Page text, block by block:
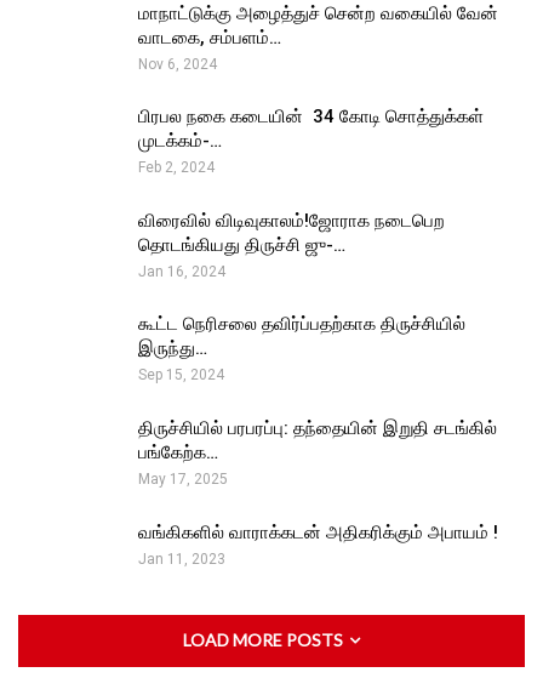
மாநாட்டுக்கு அழைத்துச் சென்ற வகையில் வேன்
வாடகை, சம்பளம்…
Nov 6, 2024
பிரபல நகை கடையின் ₹ 34 கோடி சொத்துக்கள்
முடக்கம்-…
Feb 2, 2024
விரைவில் விடிவுகாலம்!ஜோராக நடைபெற
தொடங்கியது திருச்சி ஜு-…
Jan 16, 2024
கூட்ட நெரிசலை தவிர்ப்பதற்காக திருச்சியில்
இருந்து…
Sep 15, 2024
திருச்சியில் பரபரப்பு: தந்தையின் இறுதி சடங்கில்
பங்கேற்க…
May 17, 2025
வங்கிகளில் வாராக்கடன் அதிகரிக்கும் அபாயம் !
Jan 11, 2023
LOAD MORE POSTS